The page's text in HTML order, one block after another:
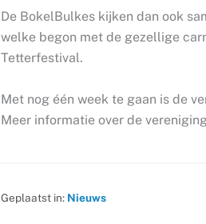
De BokelBulkes kijken dan ook
welke begon met de gezellige
Tetterfestival.
Met nog één week te gaan is de
Meer informatie over de
Geplaatst in: Nieuws